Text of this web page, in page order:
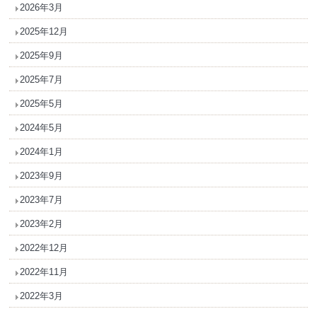
2026年3月
2025年12月
2025年9月
2025年7月
2025年5月
2024年5月
2024年1月
2023年9月
2023年7月
2023年2月
2022年12月
2022年11月
2022年3月